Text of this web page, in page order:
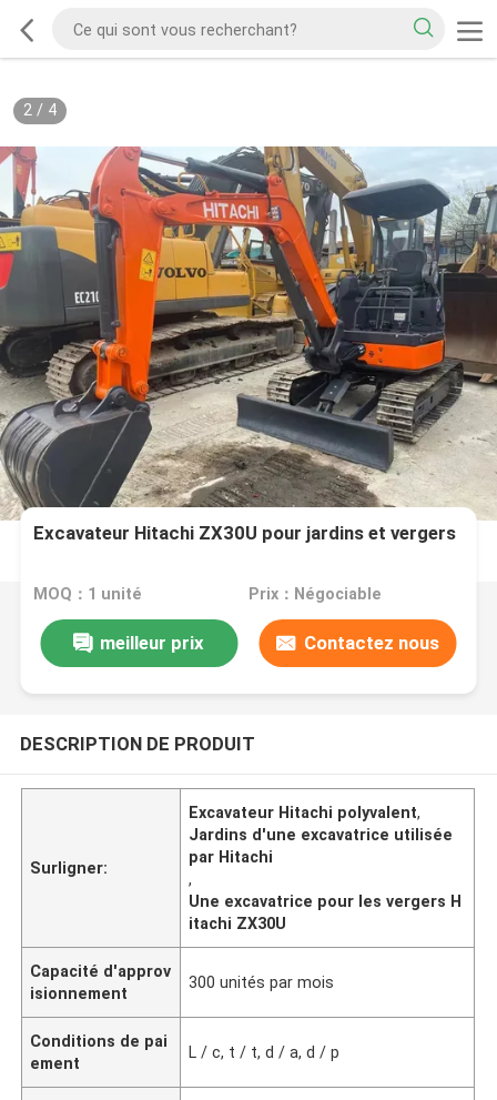
2/ 4
Excavateur Hitachi ZX30U pour jardins et vergers
MOQ：1 unité Prix：Négociable
meilleur prix Contactez nous
DESCRIPTION DE PRODUIT
Surligner:
Excavateur Hitachi polyvalent,
Jardins d'une excavatrice utilisée
par Hitachi
,
Une excavatrice pour les vergers H
itachi ZX30U
Capacité d'approv
isionnement
300 unités par mois
Conditions de pai
ement
L / c, t / t, d / a, d / p